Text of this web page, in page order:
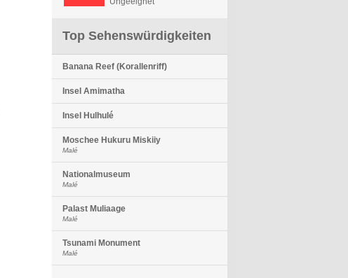
Top Sehenswürdigkeiten
Banana Reef (Korallenriff)
Insel Amimatha
Insel Hulhulé
Moschee Hukuru Miskiiy
Malé
Nationalmuseum
Malé
Palast Muliaage
Malé
Tsunami Monument
Malé